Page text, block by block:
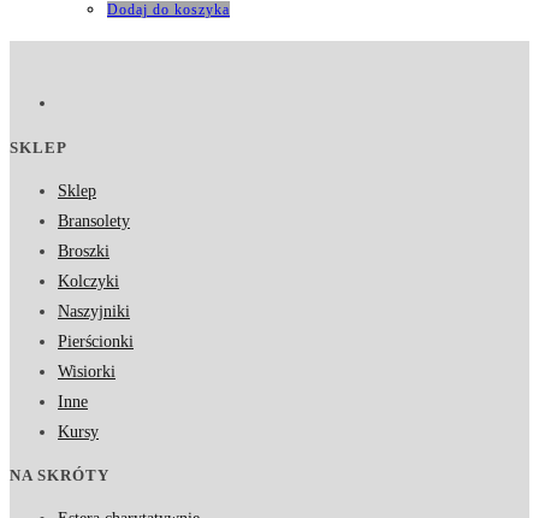
Dodaj do koszyka
SKLEP
Sklep
Bransolety
Broszki
Kolczyki
Naszyjniki
Pierścionki
Wisiorki
Inne
Kursy
NA SKRÓTY